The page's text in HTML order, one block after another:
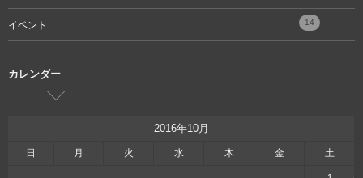
イベント 14
カレンダー
2016年10月
日 月 火 水 木 金 土